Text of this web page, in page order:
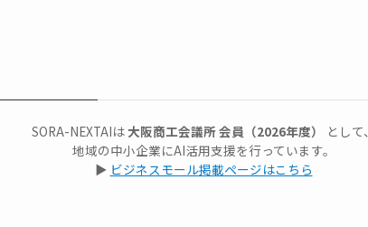
SORA-NEXTAIは 大阪商工会議所 会員（2026年度）
として、
地域の中小企業にAI活用支援を行っています。
▶ ビジネスモール掲載ページはこちら